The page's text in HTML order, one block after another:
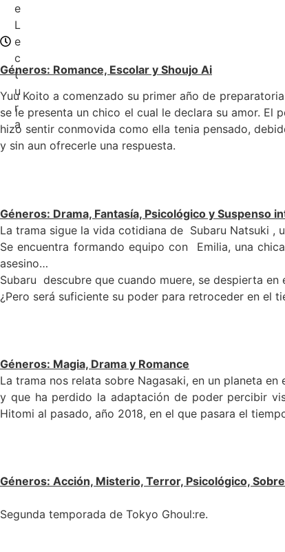
e
L
e
c
t
u
r
a
.
Géneros: Romance, Escolar y Shoujo Ai
Yuu Koito a comenzado su primer año de
se le presenta un chico el cual le declara su amor. El
hizo sentir conmovida como ella tenia pensado,
y sin aun ofrecerle una respuesta.
Géneros: Drama, Fantasía, Psicológico y Suspenso
La trama sigue la vida cotidiana de Subaru Natsuki ,
Se encuentra formando equipo con Emilia, una
asesino…
Subaru descubre que cuando muere, se despierta
¿Pero será suficiente su poder para retroceder en el
Géneros: Magia, Drama y Romance
La trama nos relata sobre Nagasaki, en un planeta
y que ha perdido la adaptación de poder percibir
Hitomi al pasado, año 2018, en el que pasara el
Géneros: Acción, Misterio, Terror, Psicológico,
Segunda temporada de Tokyo Ghoul:re.